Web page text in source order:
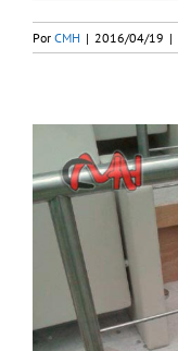
Por CMH | 2016/04/19 |